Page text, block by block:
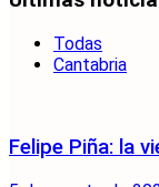
Todas
Cantabria
Felipe Piña: la